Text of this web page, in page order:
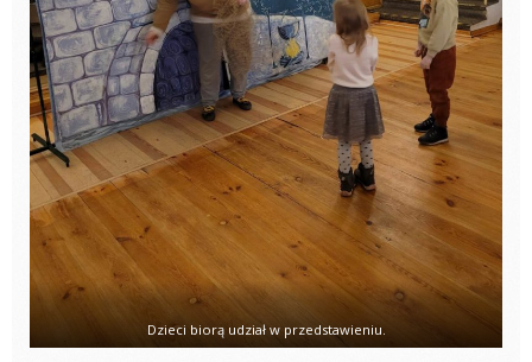
Dzieci biorą udział w przedstawieniu.